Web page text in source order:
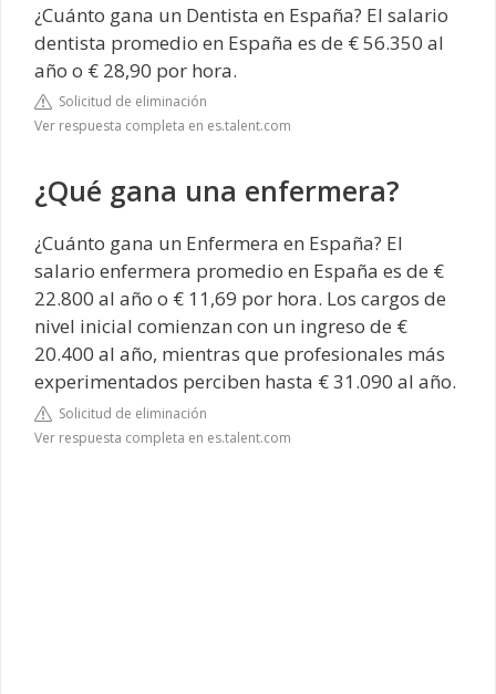
¿Cuánto gana un Dentista en España? El salario
dentista promedio en España es de € 56.350 al
año o € 28,90 por hora.
Solicitud de eliminación
Ver respuesta completa en es.talent.com
¿Qué gana una enfermera?
¿Cuánto gana un Enfermera en España? El
salario enfermera promedio en España es de €
22.800 al año o € 11,69 por hora. Los cargos de
nivel inicial comienzan con un ingreso de €
20.400 al año, mientras que profesionales más
experimentados perciben hasta € 31.090 al año.
Solicitud de eliminación
Ver respuesta completa en es.talent.com